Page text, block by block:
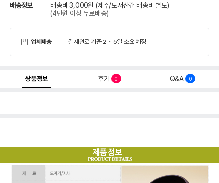
배송정보 배송비 3,000원 (제주/도서산간 배송비 별도)
(4만원 이상 무료배송)
업체배송 결제완료 기준 2 ~ 5일 소요 예정
상품정보 후기 0 Q&A 0